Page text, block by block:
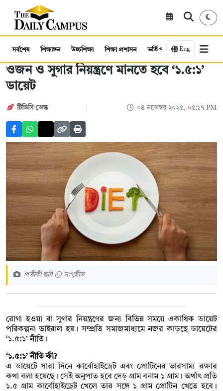
সর্বশেষ শিক্ষাঙ্গন উচ্চশিক্ষা শিক্ষা প্রশাসন ভর্তি পরীক্ষা কর্মসংস্থান
Eng
ওজন ও সুগার নিয়ন্ত্রণে মানতে হবে ‘১.৫:১’
ডায়েট
টিডিসি ডেস্ক ০৪ নভেম্বর ২০২৫, ০৫:১৭ PM
প্রতীকী ছবি © সংগৃহীত
রোগা হওয়া বা সুগার নিয়ন্ত্রণের জন্য বিভিন্ন সময়ে একাধিক ডায়েট
পরিকল্পনা ভাইরাল হয়। সম্প্রতি সমাজমাধ্যমে নজর কাড়ছে ডায়েটের
‘১.৫:১’ নীতি।
‘১.৫:১’ নীতি কী?
এ ডায়েটে সারা দিনে কার্বোহাইড্রেট এবং প্রোটিনের ভারসাম্য রক্ষার
কথা বলা হয়েছে। সেই অনুপাত হবে দেড় গ্রাম বনাম ১ গ্রাম। অর্থাৎ প্রতি
১.৫ গ্রাম কার্বোহাইড্রেট খেলে তার সঙ্গে ১ গ্রাম প্রোটিন খেতে হবে।